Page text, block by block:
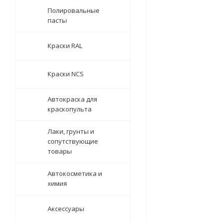
Полировальные
пасты
Краски RAL
Краски NCS
Автокраска для
краскопульта
Лаки, грунты и
сопутствующие
товары
Автокосметика и
химия
Аксессуары